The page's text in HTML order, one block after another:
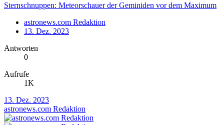
Sternschnuppen: Meteorschauer der Geminiden vor dem Maximum
astronews.com Redaktion
13. Dez. 2023
Antworten
0
Aufrufe
1K
13. Dez. 2023
astronews.com Redaktion